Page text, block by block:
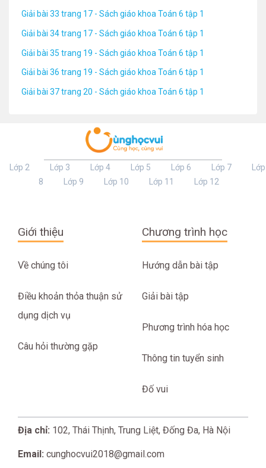
Giải bài 33 trang 17 - Sách giáo khoa Toán 6 tập 1
Giải bài 34 trang 17 - Sách giáo khoa Toán 6 tập 1
Giải bài 35 trang 19 - Sách giáo khoa Toán 6 tập 1
Giải bài 36 trang 19 - Sách giáo khoa Toán 6 tập 1
Giải bài 37 trang 20 - Sách giáo khoa Toán 6 tập 1
Lớp 2 Lớp 3 Lớp 4 Lớp 5 Lớp 6 Lớp 7
Lớp
8
Lớp 9 Lớp 10 Lớp 11 Lớp 12
Giới thiệu
Về chúng tôi
Điều khoản thỏa thuận sử
dụng dịch vụ
Câu hỏi thường gặp
Chương trình học
Hướng dẫn bài tập
Giải bài tập
Phương trình hóa học
Thông tin tuyển sinh
Đố vui
Địa chỉ: 102, Thái Thịnh, Trung Liệt, Đống Đa, Hà Nội
Email: cunghocvui2018@gmail.com